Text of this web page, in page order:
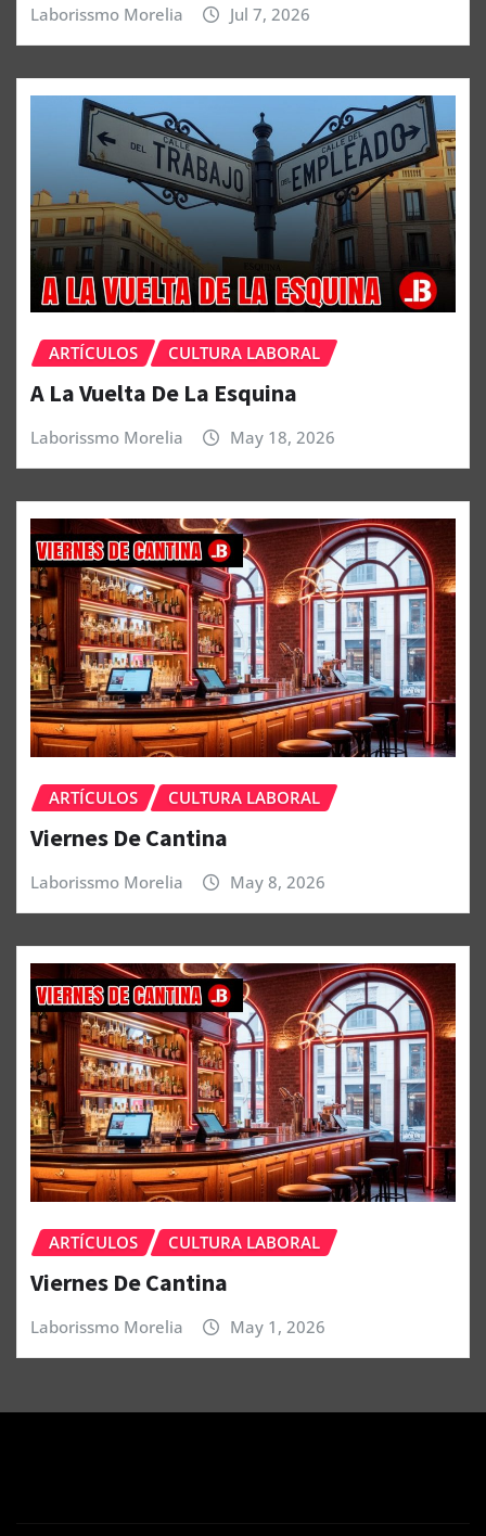
Laborissmo Morelia Jul 7, 2026
ARTÍCULOS CULTURA LABORAL
A La Vuelta De La Esquina
Laborissmo Morelia May 18, 2026
ARTÍCULOS CULTURA LABORAL
Viernes De Cantina
Laborissmo Morelia May 8, 2026
ARTÍCULOS CULTURA LABORAL
Viernes De Cantina
Laborissmo Morelia May 1, 2026